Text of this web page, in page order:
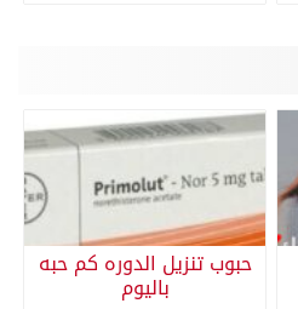
حبوب تنزيل الدوره كم حبه
باليوم